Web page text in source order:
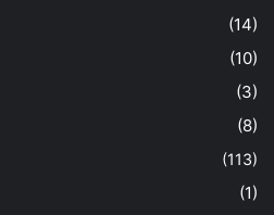
(14)
(10)
(3)
(8)
(113)
(1)